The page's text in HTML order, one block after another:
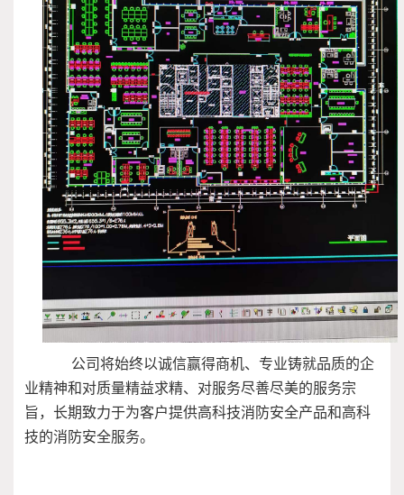
公司将始终以诚信赢得商机、专业铸就品质的企
业精神和对质量精益求精、对服务尽善尽美的服务宗
旨，长期致力于为客户提供高科技消防安全产品和高科
技的消防安全服务。